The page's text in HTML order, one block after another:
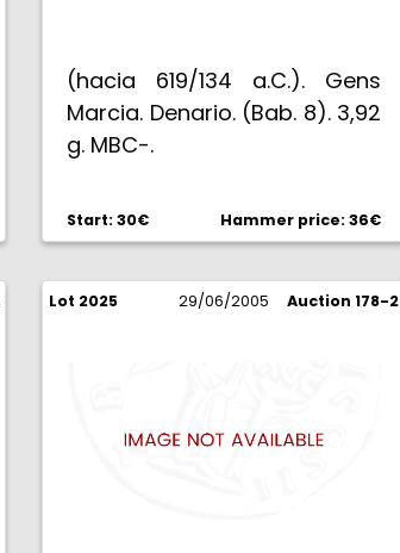
(hacia 619/134 a.C.). Gens
Marcia. Denario. (Bab. 8). 3,92
g. MBC-.
Start: 30€ Hammer price: 36€
Lot 2025 29/06/2005 Auction 178-2